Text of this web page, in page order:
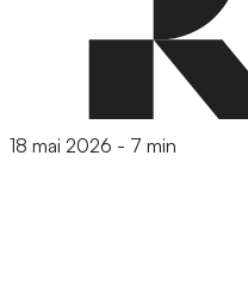
18 mai 2026 - 7 min